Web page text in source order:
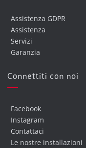
Assistenza GDPR
Assistenza
Servizi
Garanzia
Connettiti con noi
Facebook
Instagram
Contattaci
Le nostre installazioni